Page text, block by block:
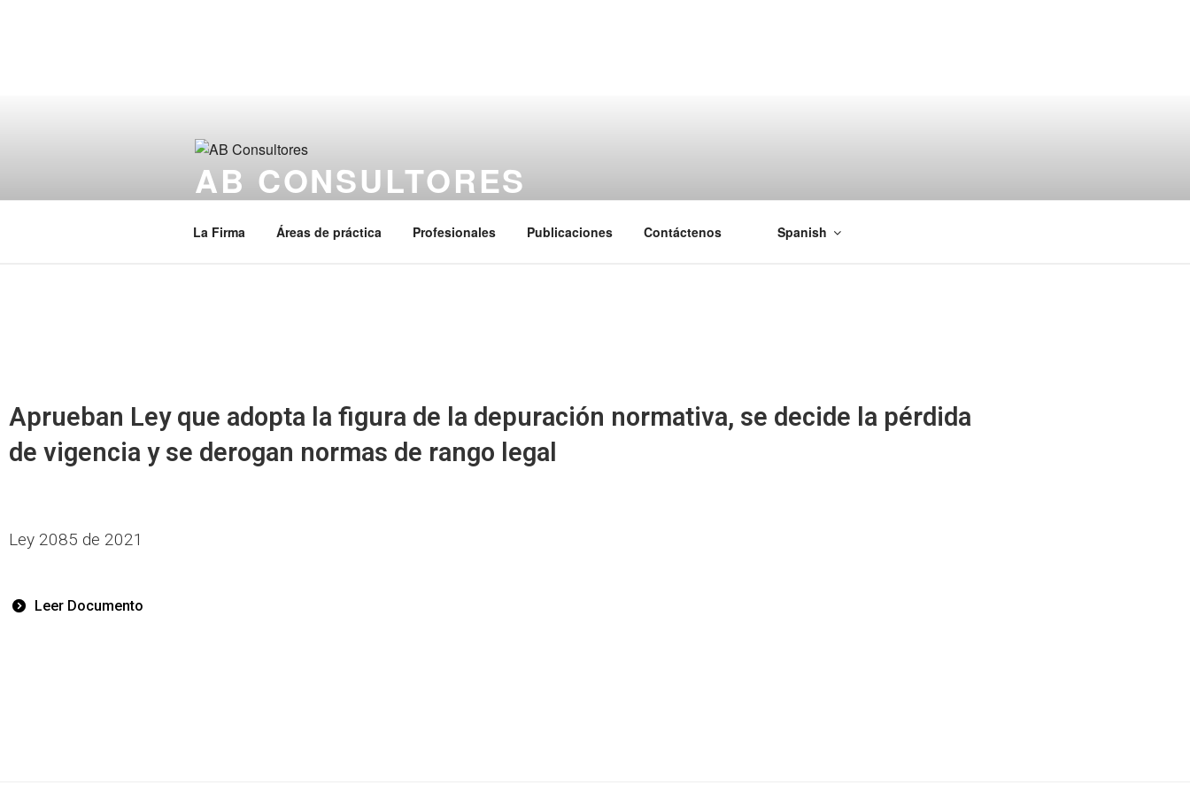
AB CONSULTORES
La Firma Áreas de práctica Profesionales Publicaciones Contáctenos Spanish
Aprueban Ley que adopta la figura de la depuración normativa, se decide la pérdida
de vigencia y se derogan normas de rango legal
Ley 2085 de 2021
Leer Documento